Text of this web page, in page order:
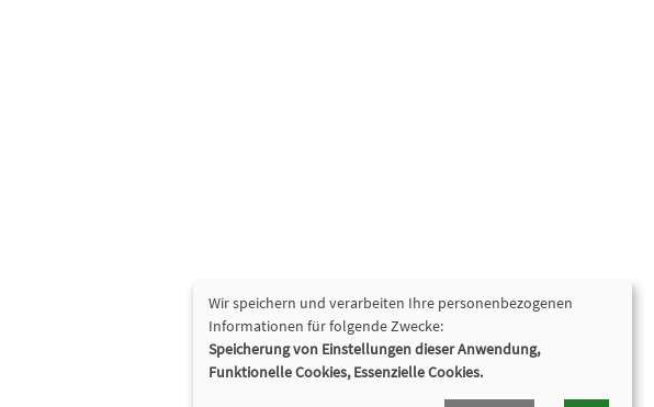
Wir speichern und verarbeiten Ihre personenbezogenen
Informationen für folgende Zwecke:
Speicherung von Einstellungen dieser Anwendung,
Funktionelle Cookies, Essenzielle Cookies.